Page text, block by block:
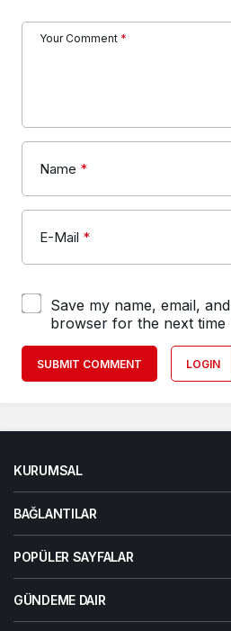
Your Comment *
Name *
E-Mail *
Save my name, email,
browser for the next time
SUBMIT COMMENT LOGIN
KURUMSAL
BAĞLANTILAR
POPÜLER SAYFALAR
GÜNDEME DAIR